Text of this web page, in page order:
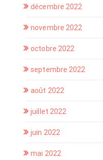
décembre 2022
novembre 2022
octobre 2022
septembre 2022
août 2022
juillet 2022
juin 2022
mai 2022